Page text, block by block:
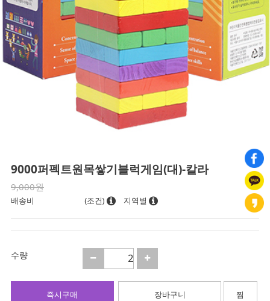
9000퍼펙트원목쌓기블럭게임(대)-칼라
9,000원
배송비 (조건) 지역별
수량
즉시구매 장바구니 찜